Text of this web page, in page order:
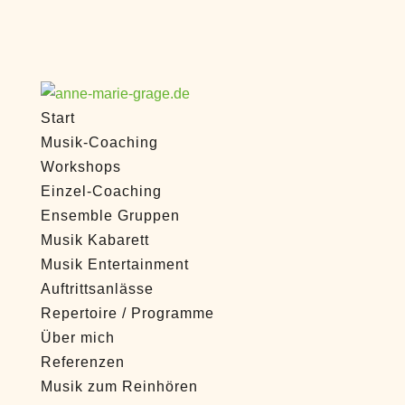
Start
Musik-Coaching
Workshops
Einzel-Coaching
Ensemble Gruppen
Musik Kabarett
Musik Entertainment
Auftrittsanlässe
Repertoire / Programme
Über mich
Referenzen
Musik zum Reinhören